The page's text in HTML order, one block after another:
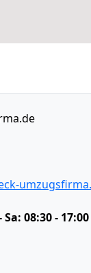
Sa: 08:30 -